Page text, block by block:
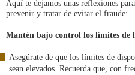
Aquí te dejamos unas reflexiones
prevenir y tratar de evitar el fraude:
Mantén bajo control los límites de
Asegúrate de que los límites de
sean elevados. Recuerda que, con